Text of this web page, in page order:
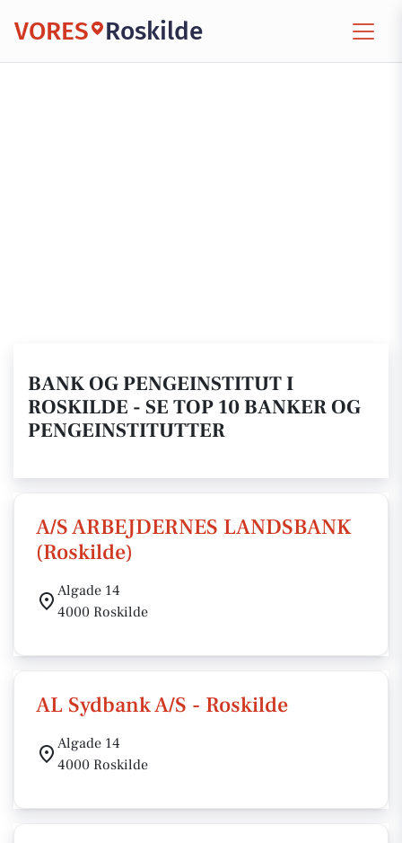
VORES Roskilde
BANK OG PENGEINSTITUT I
ROSKILDE - SE TOP 10 BANKER OG
PENGEINSTITUTTER
A/S ARBEJDERNES LANDSBANK
(Roskilde)
Algade 14
4000 Roskilde
AL Sydbank A/S - Roskilde
Algade 14
4000 Roskilde